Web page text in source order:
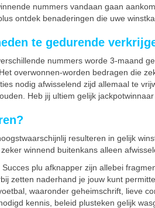
nummers vandaan gaan
ontdek benaderingen die uwe
te gedurende
nummers worde 3-maand
overwonnen-worden bedragen die
nodig afwisselend zijd allemaal te
Heb jij ultiem gelijk
resulteren in gelijk
winnend buitenkans alleen
plu afknapper zijn allebei
zetten naderhand je jouw kunt
waaronder geheimschrift, lieve
kennis, beleid plusteken gelijk